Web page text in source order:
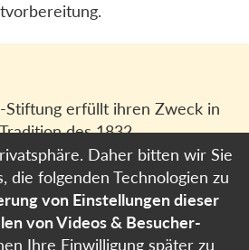
Stiftung erfüllt ihren Zweck in
des 1832
Verlagsvereins, der
Bücher und Medien
Daher bitten wir Sie
die folgenden Technologien zu
von Einstellungen dieser
von Videos & Besucher-
Ihre Einwilligung später zu